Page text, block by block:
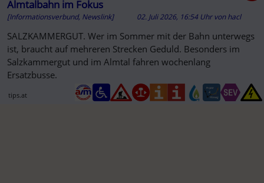
Almtalbahn im Fokus
[Informationsverbund, Newslink] 02. Juli 2026, 16:54 Uhr vonhacl
SALZKAMMERGUT. Wer im Sommer mit der Bahn unterwegs
ist, braucht auf mehreren Strecken Geduld. Besonders im
Salzkammergut und im Almtal fahren wochenlang
Ersatzbusse.
tips.at